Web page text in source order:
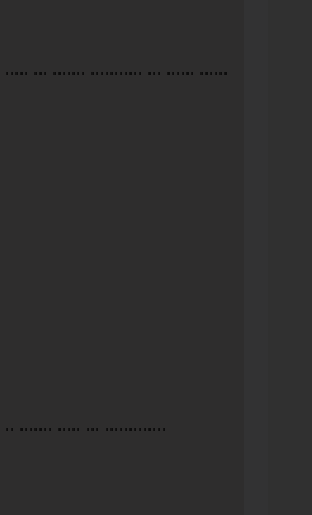
... ....... ........... ... ...... ......
....... ..... ... .............